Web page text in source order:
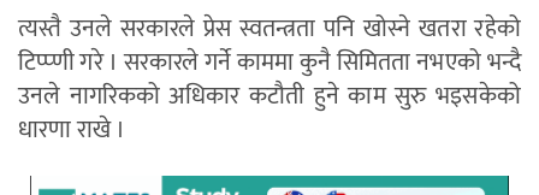
त्यस्तै उनले सरकारले प्रेस स्वतन्त्रता पनि खोस्ने खतरा रहेको
टिप्प्णी गरे । सरकारले गर्ने काममा कुनै सिमितता नभएको भन्दै
उनले नागरिकको अधिकार कटौती हुने काम सुरु भइसकेको
धारणा राखे ।